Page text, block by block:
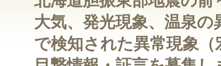
大気、発光現象、温泉
で検知された異常現象